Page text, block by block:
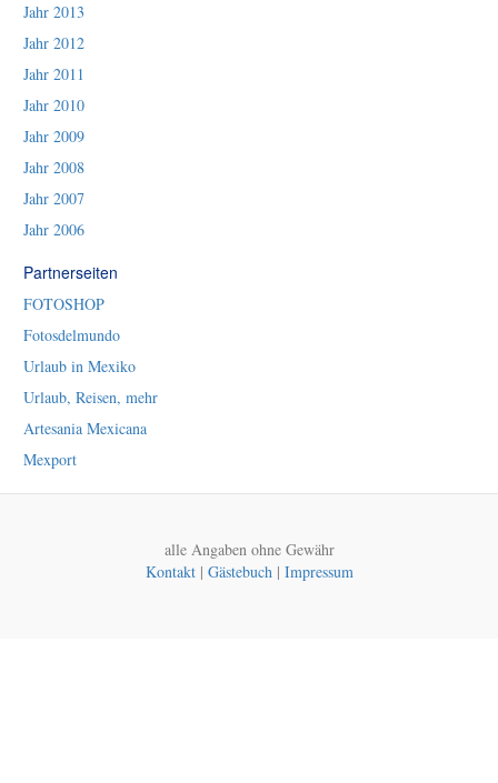
Jahr 2013
Jahr 2012
Jahr 2011
Jahr 2010
Jahr 2009
Jahr 2008
Jahr 2007
Jahr 2006
Partnerseiten
FOTOSHOP
Fotosdelmundo
Urlaub in Mexiko
Urlaub, Reisen, mehr
Artesania Mexicana
Mexport
alle Angaben ohne Gewähr
Kontakt| Gästebuch| Impressum